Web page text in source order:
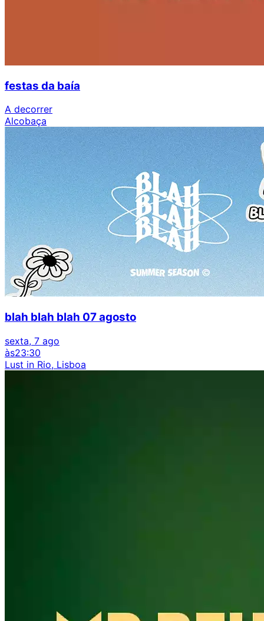
festas da baía
A decorrer
Alcobaça
blah blah blah 07 agosto
sexta, 7 ago
às23:30
Lust in Rio, Lisboa